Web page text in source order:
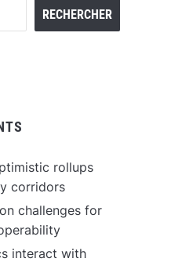
RECHERCHER
rollups
corridors
challenges for
interact with